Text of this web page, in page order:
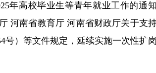
年高校毕业生等青年就业工作的通知
河南省教育厅 河南省财政厅关于支
号）等文件规定，延续实施一次性扩